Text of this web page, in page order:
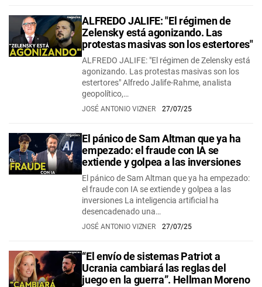
ALFREDO JALIFE: "El régimen de
Zelensky está agonizando. Las
protestas masivas son los estertores"
ALFREDO JALIFE: "El régimen de Zelensky está
agonizando. Las protestas masivas son los
estertores" Alfredo Jalife-Rahme, analista
geopolítico,…
JOSÉ ANTONIO VIZNER 27/07/25
El pánico de Sam Altman que ya ha
empezado: el fraude con IA se
extiende y golpea a las inversiones
El pánico de Sam Altman que ya ha empezado:
el fraude con IA se extiende y golpea a las
inversiones La inteligencia artificial ha
desencadenado una…
JOSÉ ANTONIO VIZNER 27/07/25
“El envío de sistemas Patriot a
Ucrania cambiará las reglas del
juego en la guerra”. Hellman Moreno